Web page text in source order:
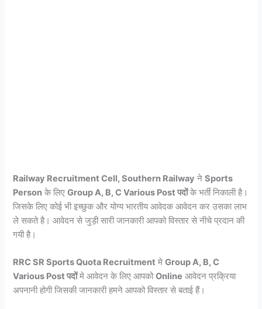
Railway Recruitment Cell, Southern Railway नेSports
Person के लिएGroup A, B, C Various Post पदोंके भर्ती निकाली है।
जिसके लिए कोई भी इच्छुक और योग्य भारतीय आवेदक आवेदन कर उसका लाभ
ले सकते है। आवेदन से जुड़ी सारी जानकारी आपको विस्तार से नीचे प्रदान की
गयी है।
RRC SR Sports Quota Recruitment मेGroup A, B, C
Various Post पदोंमे आवेदन के लिए आपकोOnline आवेदन प्रक्रिया
अपनानी होगी जिसकी जानकारी हमने आपको विस्तार से बताई हैं।